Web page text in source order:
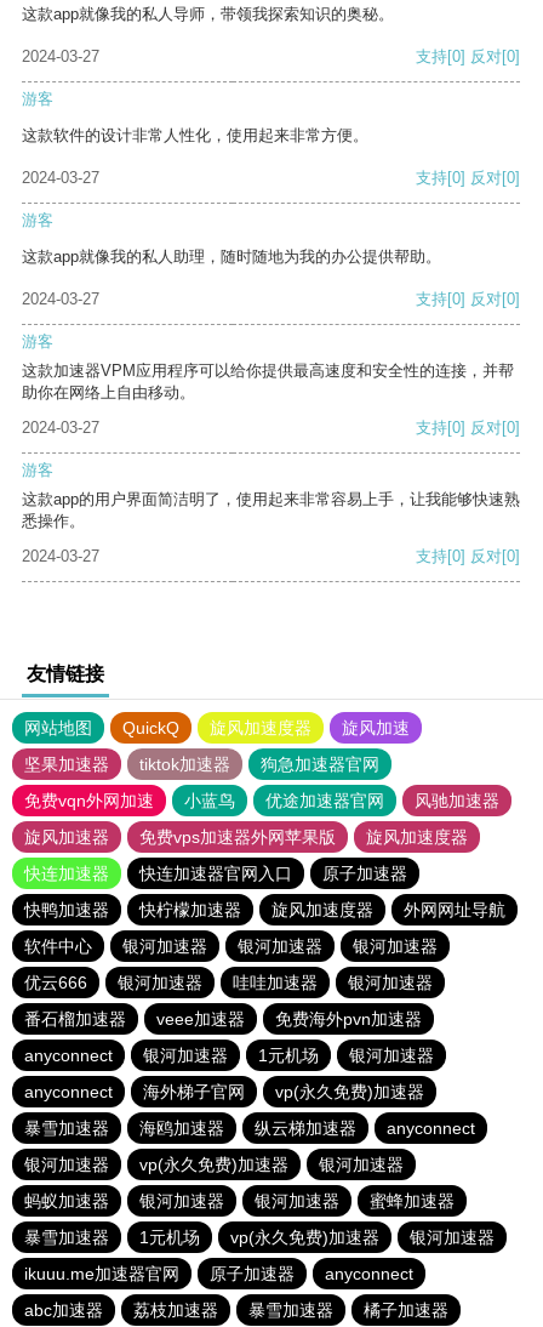
这款app就像我的私人导师，带领我探索知识的奥秘。
2024-03-27 支持[0] 反对[0]
游客
这款软件的设计非常人性化，使用起来非常方便。
2024-03-27 支持[0] 反对[0]
游客
这款app就像我的私人助理，随时随地为我的办公提供帮助。
2024-03-27 支持[0] 反对[0]
游客
这款加速器VPM应用程序可以给你提供最高速度和安全性的连接，并帮
助你在网络上自由移动。
2024-03-27
支持[0] 反对[0]
游客
这款app的用户界面简洁明了，使用起来非常容易上手，让我能够快速熟
悉操作。
2024-03-27
支持[0] 反对[0]
友情链接
网站地图 QuickQ 旋风加速度器
旋风加速
坚果加速器
tiktok加速器
狗急加速器官网
免费vqn外网加速
小蓝鸟 优途加速器官网
风驰加速器
旋风加速器
免费vps加速器外网苹果版
旋风加速度器
快连加速器
快连加速器官网入口
原子加速器
快鸭加速器
快柠檬加速器 旋风加速度器
外网网址导航
软件中心
银河加速器 银河加速器
银河加速器
优云666
银河加速器 哇哇加速器
银河加速器
番石榴加速器
veee加速器
免费海外pvn加速器
anyconnect
银河加速器 1元机场
银河加速器
anyconnect
海外梯子官网
vp(永久免费)加速器
暴雪加速器
海鸥加速器 纵云梯加速器
anyconnect
银河加速器
vp(永久免费)加速器
银河加速器
蚂蚁加速器
银河加速器 银河加速器
蜜蜂加速器
暴雪加速器
1元机场 vp(永久免费)加速器
银河加速器
ikuuu.me加速器官网
原子加速器
anyconnect
abc加速器
荔枝加速器 暴雪加速器 橘子加速器